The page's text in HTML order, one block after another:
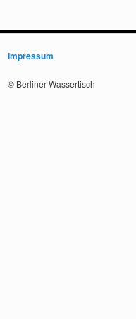
Impressum
© Berliner Wassertisch